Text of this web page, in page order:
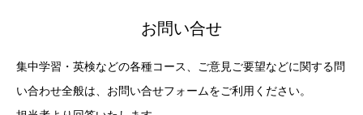
お問い合せ
集中学習・英検などの各種コース、ご意見ご要望などに関する問
い合わせ全般は、お問い合せフォームをご利用ください。